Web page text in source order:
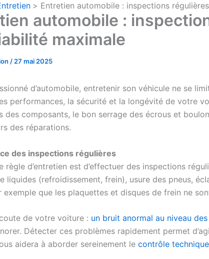
Entretien automobile : inspections
automobile :
maximale
/ 27 mai 2025
d’automobile, entretenir son véhicule ne se
performances, la sécurité et la longévité de votre
des composants, le bon serrage des écrous et
des réparations.
des inspections régulières
règle d’entretien est d’effectuer des inspections
liquides (refroidissement, frein), usure des pneus,
que les plaquettes et disques de frein ne
de votre voiture : un bruit anormal au niveau
Détecter ces problèmes rapidement permet
aidera à aborder sereinement le contrôle technique